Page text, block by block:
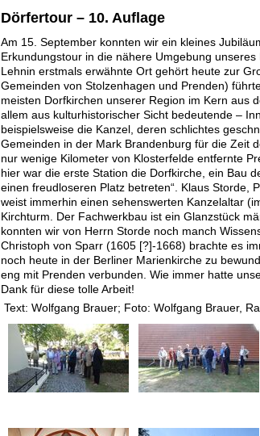
Dörfertour – 10. Auflage
Am 15. September konnten wir ein kleines
Erkundungstour in die nähere Umgebung
Lehnin erstmals erwähnte Ort gehört heute zur
Gemeinden von Stolzenhagen und Prenden)
meisten Dorfkirchen unserer Region im Kern aus
allem aus kulturhistorischer Sicht bedeutende –
beispielsweise die Kanzel, deren schlichtes
Gemeinden in der Mark Brandenburg für die Zeit
nur wenige Kilometer von Klosterfelde entfernte
hier war die erste Station die Dorfkirche, ein Bau
einen freudloseren Platz betreten“. Klaus Storde,
weist immerhin einen sehenswerten Kanzelaltar
Kirchturm. Der Fachwerkbau ist ein Glanzstück
konnten wir von Herrn Storde noch manch
Christoph von Sparr (1605 [?]-1668) brachte es
noch heute in der Berliner Marienkirche zu
eng mit Prenden verbunden. Wie immer hatte
Dank für diese tolle Arbeit!
Text: Wolfgang Brauer; Foto: Wolfgang Brauer,